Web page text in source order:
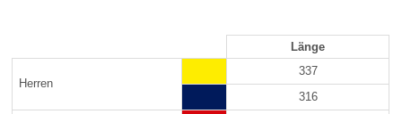
Länge
Herren
337
316